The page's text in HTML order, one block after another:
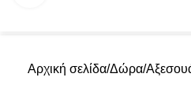
Αρχική σελίδα Δώρα